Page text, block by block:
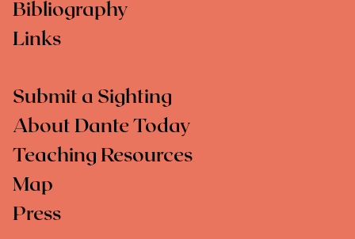
Bibliography
Links
Submit a Sighting
About Dante Today
Teaching Resources
Map
Press